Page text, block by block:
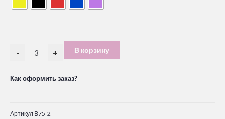
- + В корзину
Как оформить заказ?
Артикул В75-2